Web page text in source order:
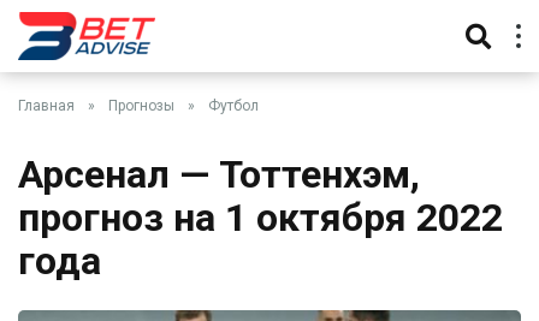
Главная » Прогнозы » Футбол
Арсенал — Тоттенхэм,
прогноз на 1 октября 2022
года